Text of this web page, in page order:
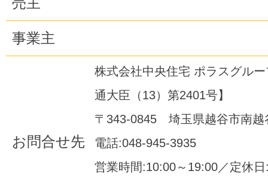
事業主
お問合せ先
株式会社中央住宅 ポラスグル
通大臣（13）第2401号】
〒343-0845 埼玉県越谷市南越
電話:048-945-3935
営業時間:10:00～19:00／定休